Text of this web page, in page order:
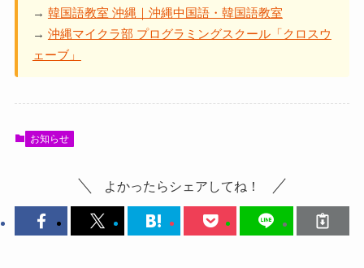
→ 韓国語教室 沖縄｜沖縄中国語・韓国語教室
→ 沖縄マイクラ部 プログラミングスクール「クロスウ
ェーブ」
お知らせ
よかったらシェアしてね！